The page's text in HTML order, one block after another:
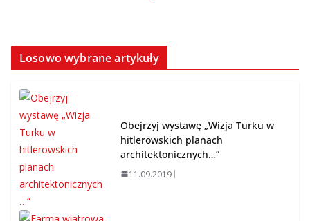
Losowo wybrane artykuły
Obejrzyj wystawę „Wizja Turku w
hitlerowskich planach
architektonicznych…”
11.09.2019